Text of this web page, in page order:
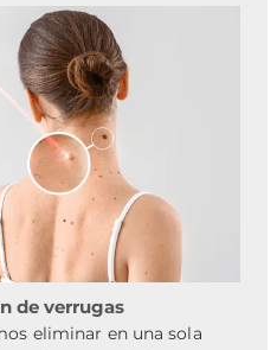
de verrugas
eliminar en una sola